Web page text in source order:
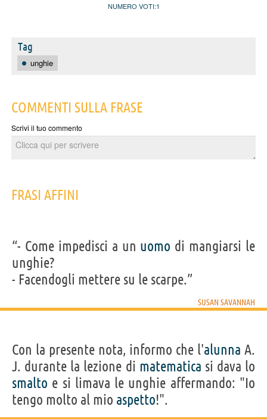
NUMERO VOTI:1
Tag
unghie
COMMENTI SULLA FRASE
Scrivi il tuo commento
FRASI AFFINI
“- Come impedisci a un uomo di mangiarsi le
unghie?
- Facendogli mettere su le scarpe.”
SUSAN SAVANNAH
Con la presente nota, informo che l'alunna A.
J. durante la lezione di matematica si dava lo
smalto e si limava le unghie affermando: "Io
tengo molto al mio aspetto!".